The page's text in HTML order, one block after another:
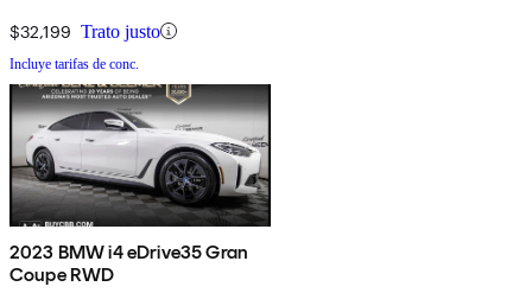
$32,199 Trato justo
Incluye tarifas de conc.
2023 BMW i4 eDrive35 Gran
Coupe RWD